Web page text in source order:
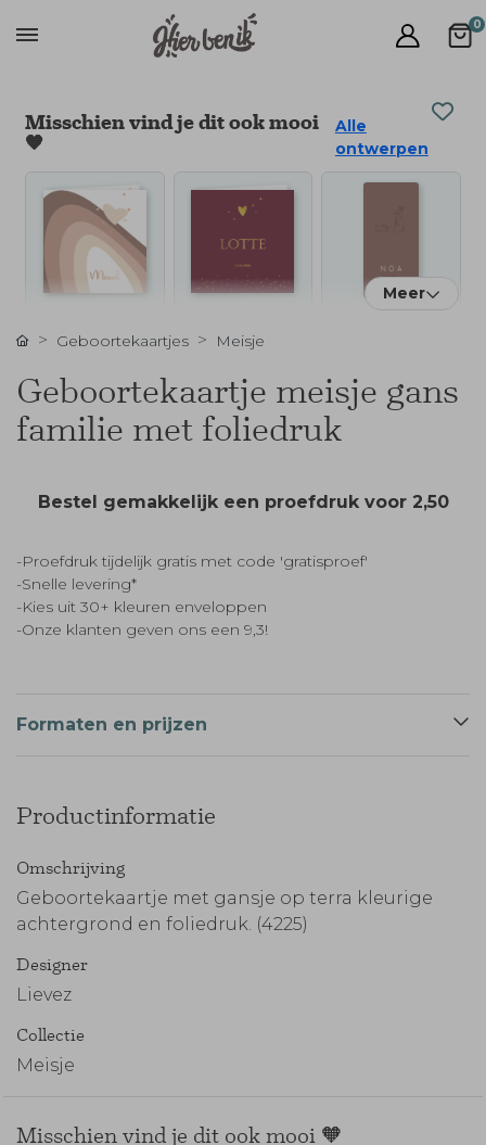
0
Misschien vind je dit ook mooi
🧡
Alle
ontwerpen
Meer
Geboortekaartjes Meisje
Geboortekaartje meisje gans
familie met foliedruk
Bestel gemakkelijk een proefdruk voor 2,50
-Proefdruk tijdelijk gratis met code 'gratisproef'
-Snelle levering*
-Kies uit 30+ kleuren enveloppen
-Onze klanten geven ons een 9,3!
Formaten en prijzen
Productinformatie
Omschrijving
Geboortekaartje met gansje op terra kleurige
achtergrond en foliedruk. (4225)
Designer
Lievez
Collectie
Meisje
Misschien vind je dit ook mooi 🧡